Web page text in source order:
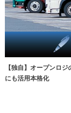
【独自】オープンロ
にも活用本格化